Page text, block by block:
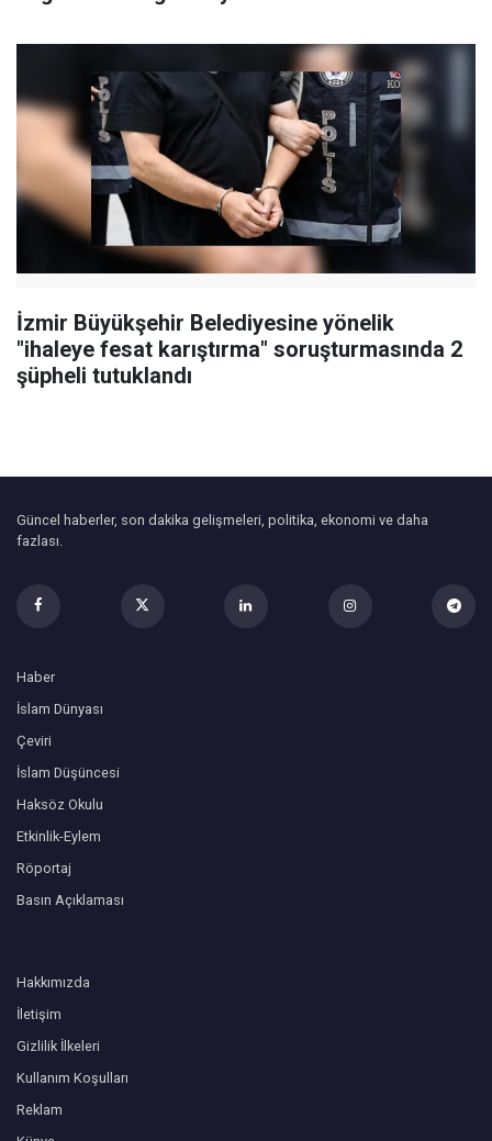
İzmir Büyükşehir Belediyesine yönelik
"ihaleye fesat karıştırma" soruşturmasında 2
şüpheli tutuklandı
Güncel haberler, son dakika gelişmeleri, politika, ekonomi ve daha
fazlası.
Haber
İslam Dünyası
Çeviri
İslam Düşüncesi
Haksöz Okulu
Etkinlik-Eylem
Röportaj
Basın Açıklaması
Hakkımızda
İletişim
Gizlilik İlkeleri
Kullanım Koşulları
Reklam